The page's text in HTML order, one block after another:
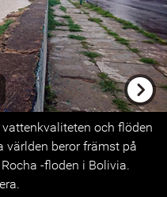
och flöden
världen beror främst på
-floden i Bolivia.